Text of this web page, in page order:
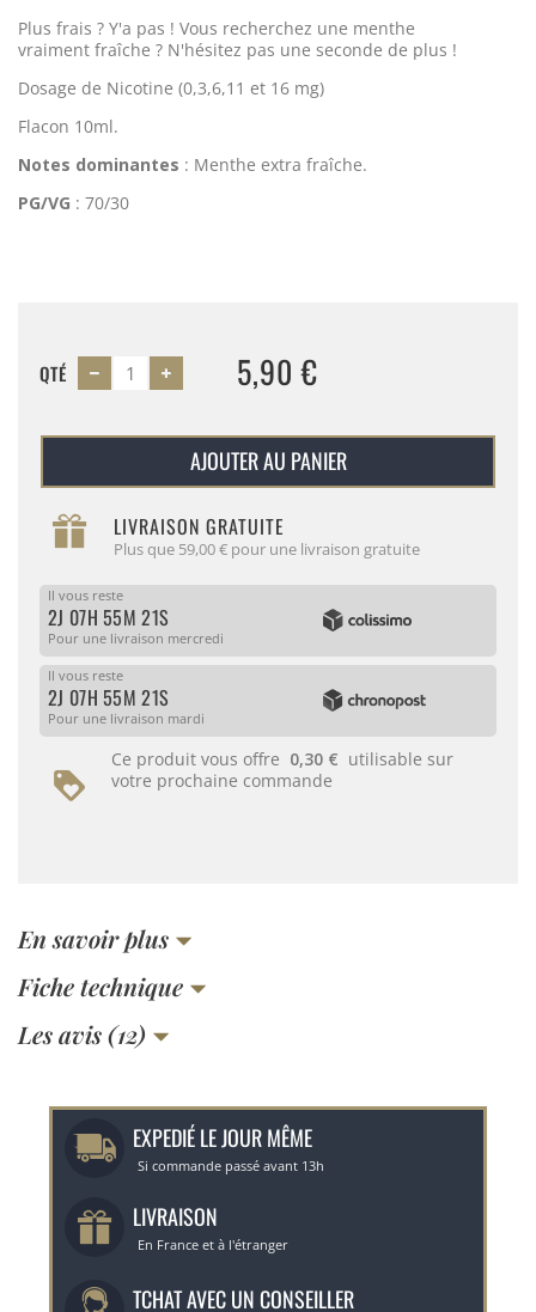
Plus frais ? Y'a pas ! Vous recherchez une menthe
vraiment fraîche ? N'hésitez pas une seconde de plus !
Dosage de Nicotine (0,3,6,11 et 16 mg)
Flacon 10ml.
Notes dominantes : Menthe extra fraîche.
PG/VG : 70/30
QTÉ 5,90 €
AJOUTER AU PANIER
LIVRAISON GRATUITE
Plus que 59,00 € pour une livraison gratuite
Il vous reste
2J 07H 55M 21S
Pour une livraison mercredi
Il vous reste
2J 07H 55M 21S
Pour une livraison mardi
Ce produit vous offre 0,30 € utilisable sur
votre prochaine commande
En savoir plus
Fiche technique
Les avis (12)
EXPEDIÉ LE JOUR MÊME
Si commande passé avant 13h
LIVRAISON
En France et à l'étranger
TCHAT AVEC UN CONSEILLER